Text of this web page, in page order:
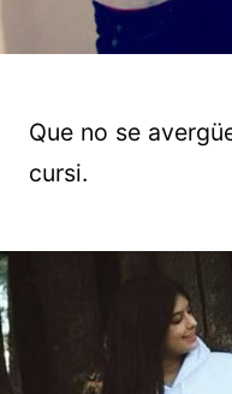
Que no se
cursi.